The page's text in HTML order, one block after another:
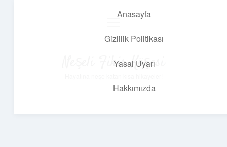
Anasayfa
Gizlilik Politikası
Yasal Uyarı
Hakkımızda
Neşeli Fikir Köşesi